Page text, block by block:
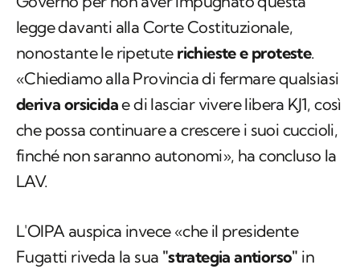
legge davanti alla Corte Costituzionale,
nonostante le ripetute richieste e proteste.
«Chiediamo alla Provincia di fermare qualsiasi
deriva orsicidae di lasciar vivere libera KJ1, così
che possa continuare a crescere i suoi cuccioli,
finché non saranno autonomi», ha concluso la
LAV.
L'OIPA auspica invece «che il presidente
Fugatti riveda la sua "strategia antiorso" in